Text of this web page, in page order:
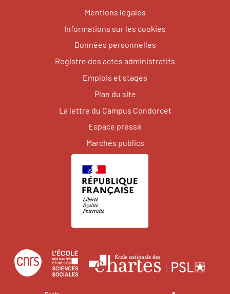
Mentions légales
Informations sur les cookies
Données personnelles
Registre des actes administratifs
Emplois et stages
Plan du site
La lettre du Campus Condorcet
Espace presse
Marchés publics
Centre
national
de
École
des